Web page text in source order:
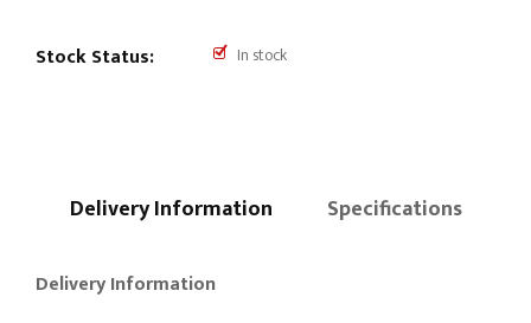
Stock Status: In stock
Delivery Information Specifications
Delivery Information